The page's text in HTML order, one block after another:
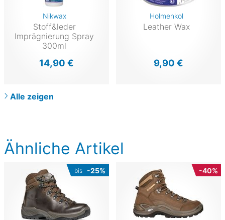
Ähnliche Artikel
bis -25% -40%
Nikwax
Stoff&leder
Imprägnierung Spray
300ml
14,90 €
Holmenkol
Leather Wax
9,90 €
Alle zeigen